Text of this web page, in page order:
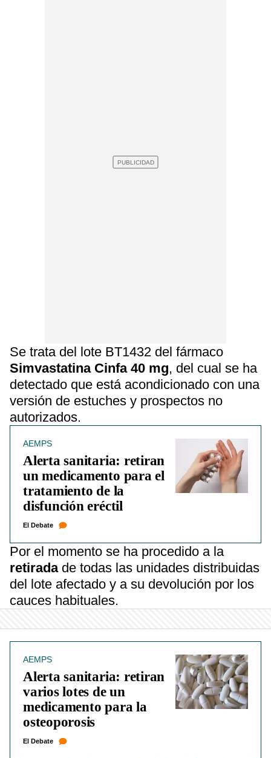
Se trata del lote BT1432 del fármaco
Simvastatina Cinfa 40 mg, del cual se ha
detectado que está acondicionado con una
versión de estuches y prospectos no
autorizados.
AEMPS
Alerta sanitaria: retiran
un medicamento para el
tratamiento de la
disfunción eréctil
El Debate
Por el momento se ha procedido a la
retirada de todas las unidades distribuidas
del lote afectado y a su devolución por los
cauces habituales.
AEMPS
Alerta sanitaria: retiran
varios lotes de un
medicamento para la
osteoporosis
El Debate